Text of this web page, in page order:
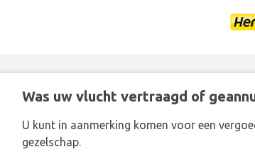
Was uw vlucht vertraagd of
U kunt in aanmerking komen voor een
gezelschap.